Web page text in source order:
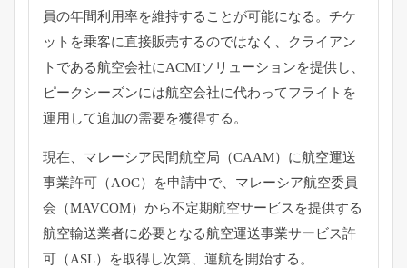
員の年間利用率を維持することが可能になる。チケ
ットを乗客に直接販売するのではなく、
クライアン
トである航空会社にACMIソリューションを提供し、
ピークシーズンには航空会社に代わってフライトを
運用して追加の需要を獲得する。
現在、マレーシア民間航空局（CAAM）に航空運送
事業許可（AOC）を申請中で、マレーシア航空委員
会（MAVCOM） から不定期航空サービスを提供する
航空輸送業者に必要となる航空運送事業サービス許
可（ASL）を取得し次第、運航を開始する。